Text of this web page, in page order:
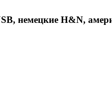
немецкие H&N,